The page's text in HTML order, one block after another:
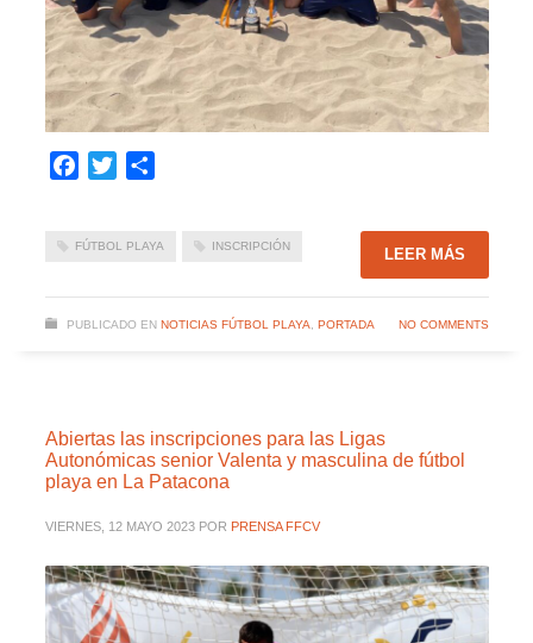
Facebook
Twitter
FÚTBOL PLAYA INSCRIPCIÓN LEER MÁS
PUBLICADO EN NOTICIAS FÚTBOL PLAYA PORTADA NO COMMENTS
Abiertas las inscripciones para las Ligas
Autonómicas senior Valenta y masculina de fútbol
playa en La Patacona
VIERNES, 12 MAYO 2023 POR PRENSA FFCV